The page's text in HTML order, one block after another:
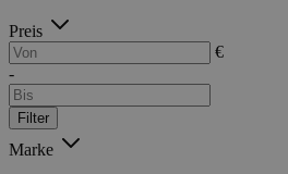
Preis
€
-
Filter
Marke